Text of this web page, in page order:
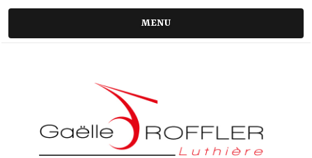
MENU